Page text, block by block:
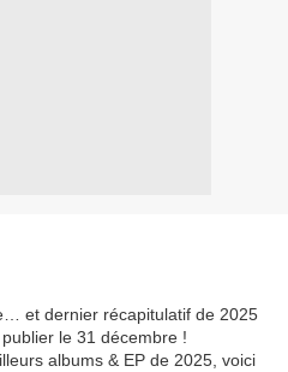
et dernier récapitulatif de 2025
le 31 décembre !
albums & EP de 2025, voici